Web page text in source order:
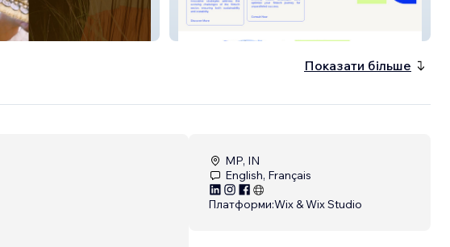
Crelyte Fintech
Показати більше
MP, IN
English, Français
Платформи:Wix & Wix Studio